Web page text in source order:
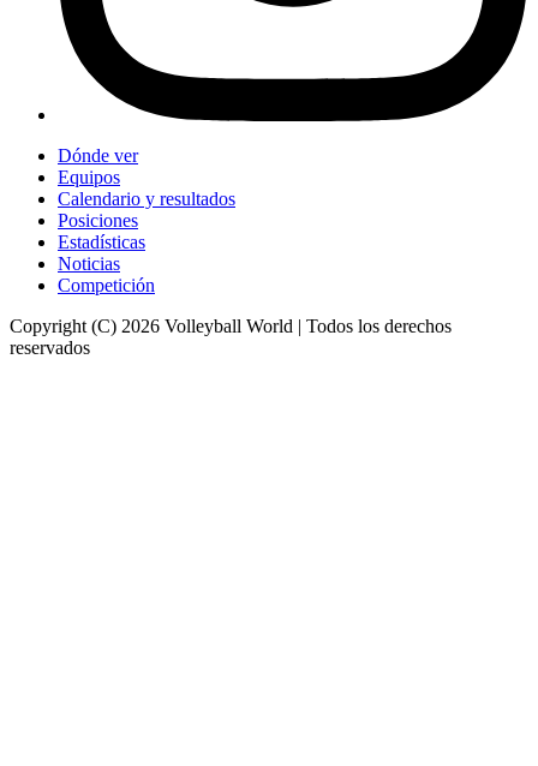
Dónde ver
Equipos
Calendario y resultados
Posiciones
Estadísticas
Noticias
Competición
Copyright (C) 2026 Volleyball World | Todos los derechos
reservados